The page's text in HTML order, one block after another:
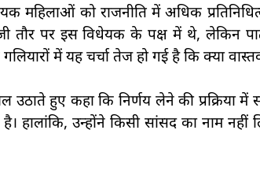
महिलाओं को राजनीति में अधिक
तौर पर इस विधेयक के पक्ष में थे, लेकिन
में यह चर्चा तेज हो गई है कि क्या
हुए कहा कि निर्णय लेने की प्रक्रिया में
हालांकि, उन्होंने किसी सांसद का नाम